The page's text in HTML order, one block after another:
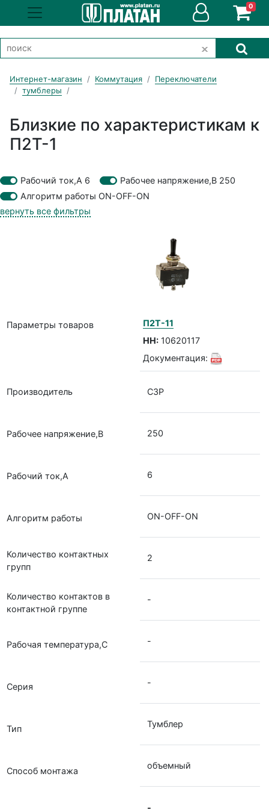
0
Интернет-магазин Коммутация
Переключатели
тумблеры
Близкие по характеристикам к
П2Т-1
Рабочий ток,А 6
Рабочее напряжение,В 250
Алгоритм работы ON-OFF-ON
вернуть все фильтры
Параметры товаров
П2Т-11
НН:10620117
Документация:
Производитель
Рабочее напряжение,В
Рабочий ток,А
Алгоритм работы
Количество контактных
групп
Количество контактов в
контактной группе
Рабочая температура,С
Серия
Тип
Способ монтажа
СЗР
250
6
ON-OFF-ON
2
-
-
-
Тумблер
объемный